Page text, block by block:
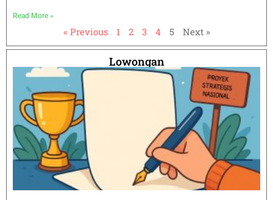
Read More »
« Previous 1 2 3 4 5 Next »
Lowongan